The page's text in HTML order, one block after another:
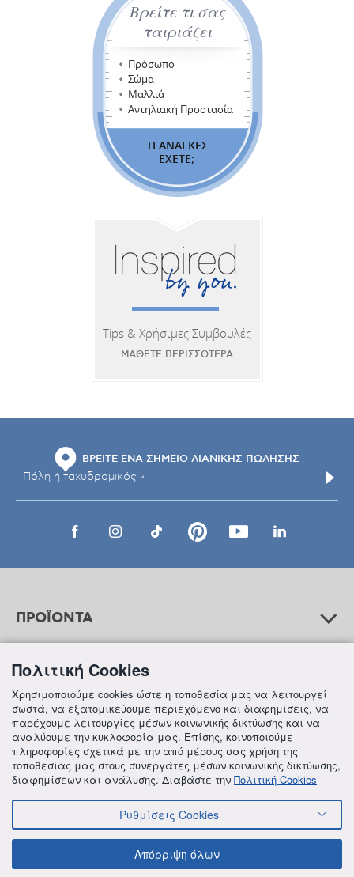
Βρείτε τι σας
ταιριάζει
Πρόσωπο
Σώμα
Μαλλιά
Αντηλιακή Προστασία
ΤΙ ΑΝΑΓΚΕΣ
ΕΧΕΤΕ;
Tips & Χρήσιμες Συμβουλές
ΜΑΘΕΤΕ ΠΕΡΙΣΣΟΤΕΡΑ
ΒΡΕΙΤΕ ΕΝΑ ΣΗΜΕΙΟ ΛΙΑΝΙΚΗΣ ΠΩΛΗΣΗΣ
ΠΡΟΪΟΝΤΑ
ΒΟΗΘΕΙΑ
ΠΛΗΡΟΦΟΡΙΕΣ
© 2018 FREZYDERM A.B.Ε.E. ALL RIGHTS RESERVED
ΟΡΟΙ ΚΑΙ ΠΡΟΫΠΟΘΕΣΕΙΣ
ΠΟΛΙΤΙΚΗ ΓΙΑ ΤΟΝ ΑΝΤΑΓΩΝΙΣΜΟ
ΠΟΛΙΤΙΚΗ ΕΣΩΤΕΡΙΚΩΝ ΑΝΑΦΟΡΩΝ & ΚΑΤΑΓΓΕΛΙΩΝ (Ν. 4990/22)
Πολιτική Cookies
Χρησιμοποιούμε cookies ώστε η τοποθεσία μας να λειτουργεί
σωστά, να εξατομικεύουμε περιεχόμενο και διαφημίσεις, να
παρέχουμε λειτουργίες μέσων κοινωνικής δικτύωσης και να
αναλύουμε την κυκλοφορία μας. Επίσης, κοινοποιούμε
πληροφορίες σχετικά με την από μέρους σας χρήση της
τοποθεσίας μας στους συνεργάτες μέσων κοινωνικής δικτύωσης,
διαφημίσεων και ανάλυσης. Διαβάστε την Πολιτική Cookies
Ρυθμίσεις Cookies
Απόρριψη όλων